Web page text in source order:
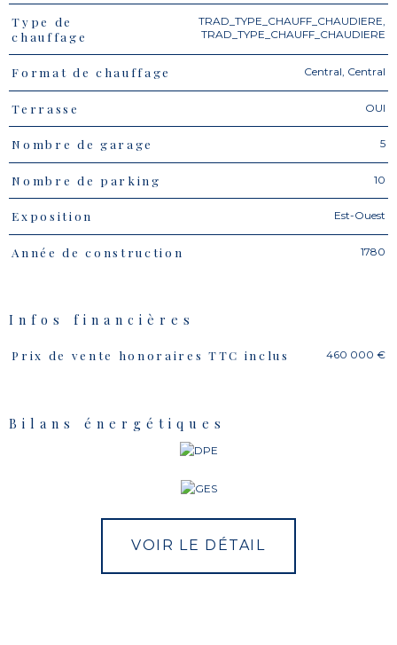
Type de
chauffage
TRAD_TYPE_CHAUFF_CHAUDIERE,
TRAD_TYPE_CHAUFF_CHAUDIERE
Format de chauffage Central, Central
Terrasse OUI
Nombre de garage 5
Nombre de parking 10
Exposition Est-Ouest
Année de construction 1780
Infos financières
Caractéristiques Valeurs
Prix de vente honoraires TTC inclus 460 000 €
Bilans énergétiques
VOIR LE DÉTAIL